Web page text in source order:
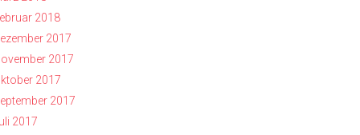
2018
2017
2017
2017
2017
2017